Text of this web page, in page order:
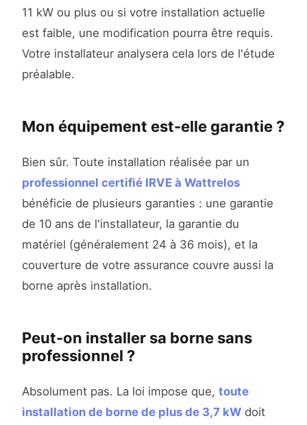
11 kW ou plus ou si votre installation actuelle
est faible, une modification pourra être requis.
Votre installateur analysera cela lors de l'étude
préalable.
Mon équipement est-elle garantie ?
Bien sûr. Toute installation réalisée par un
professionnel certifié IRVE à Wattrelos
bénéficie de plusieurs garanties : une garantie
de 10 ans de l'installateur, la garantie du
matériel (généralement 24 à 36 mois), et la
couverture de votre assurance couvre aussi la
borne après installation.
Peut-on installer sa borne sans
professionnel ?
Absolument pas. La loi impose que, toute
installation de borne de plus de 3,7 kW doit